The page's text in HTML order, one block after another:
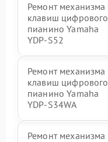
Ремонт механизма
клавиш цифрового
пианино Yamaha
YDP-S52
Ремонт механизма
клавиш цифрового
пианино Yamaha
YDP-S34WA
Ремонт механизма